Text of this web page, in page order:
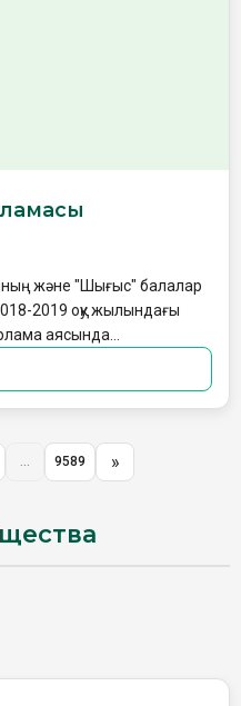
және "Шығыс" балалар
2019 оқу жылындағы
аясында…
... 9589 »